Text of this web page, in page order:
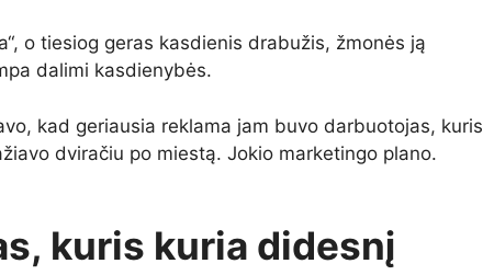
o tiesiog geras kasdienis drabužis, žmonės ją
dalimi kasdienybės.
kad geriausia reklama jam buvo darbuotojas, kuris
dviračiu po miestą. Jokio marketingo plano.
kuris kuria didesnį